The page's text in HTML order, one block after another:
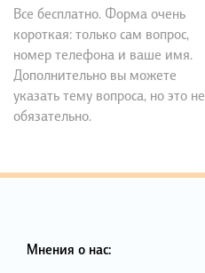
Все бесплатно. Форма очень
короткая: только сам вопрос,
номер телефона и ваше имя.
Дополнительно вы можете
указать тему вопроса, но это не
обязательно.
Мнения о нас: